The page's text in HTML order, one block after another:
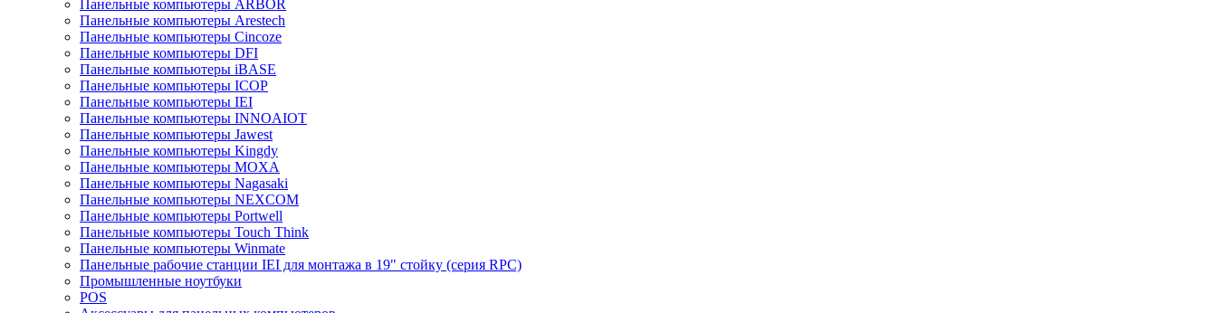
Панельные компьютеры ARBOR
Панельные компьютеры Arestech
Панельные компьютеры Cincoze
Панельные компьютеры DFI
Панельные компьютеры iBASE
Панельные компьютеры ICOP
Панельные компьютеры IEI
Панельные компьютеры INNOAIOT
Панельные компьютеры Jawest
Панельные компьютеры Kingdy
Панельные компьютеры MOXA
Панельные компьютеры Nagasaki
Панельные компьютеры NEXCOM
Панельные компьютеры Portwell
Панельные компьютеры Touch Think
Панельные компьютеры Winmate
Панельные рабочие станции IEI для монтажа в 19" стойку (серия RPC)
Промышленные ноутбуки
POS